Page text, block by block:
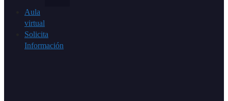
Aula
virtual
Solicita
Información